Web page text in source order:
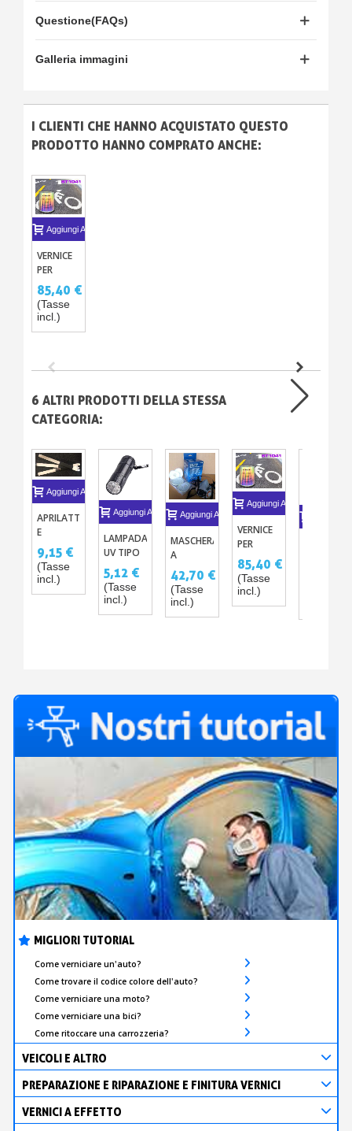
MIGLIORI TUTORIAL
Come verniciare un'auto?
Come trovare il codice colore dell'auto?
Come verniciare una moto?
Come verniciare una bici?
Come ritoccare una carrozzeria?
VEICOLI E ALTRO
PREPARAZIONE E RIPARAZIONE E FINITURA VERNICI
VERNICI A EFFETTO
Questione(FAQs)
Galleria immagini
I CLIENTI CHE HANNO ACQUISTATO QUESTO
PRODOTTO HANNO COMPRATO ANCHE:
Aggiungi Al Carrello
VERNICE
PER
SEGNALETICA
STRADALE
BIANCA
85,40 €
(Tasse
incl.)
6 ALTRI PRODOTTI DELLA STESSA
CATEGORIA:
Aggiungi Al Carrello
APRILATTA
E
AGITATORE
PER
VERNICE
CARROZZERIA
9,15 €
(Tasse
incl.)
Aggiungi Al Carrello
LAMPADA
UV TIPO
MINI
TORCIA
PORTATILE
5,12 €
(Tasse
incl.)
Aggiungi Al Carrello
MASCHERA
A
CARTUCCE
INTERCAMBIABILI
42,70 €
(Tasse
incl.)
Aggiungi Al Carrello
VERNICE
PER
SEGNALETICA
STRADALE
BIANCA
85,40 €
(Tasse
incl.)